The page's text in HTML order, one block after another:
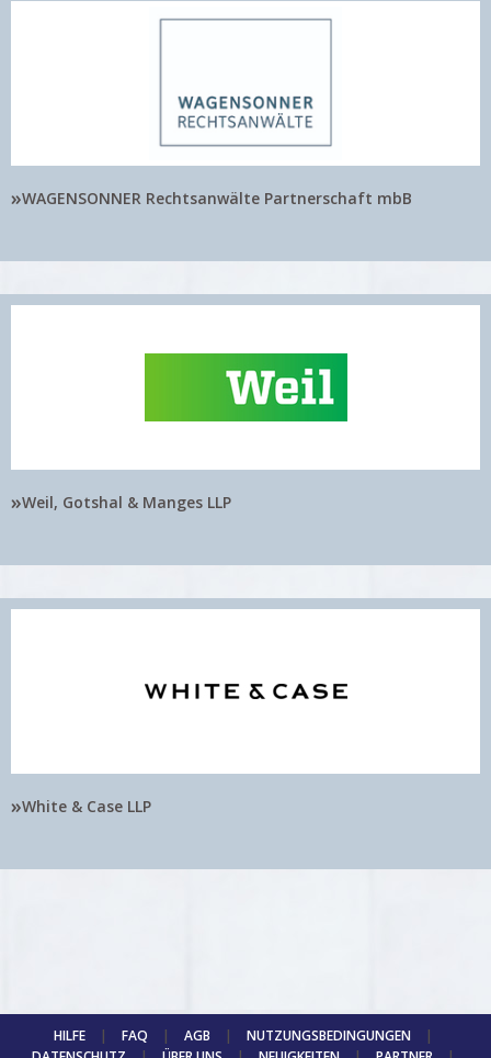
»WAGENSONNER Rechtsanwälte Partnerschaft mbB
»Weil, Gotshal & Manges LLP
»White & Case LLP
HILFE | FAQ | AGB | NUTZUNGSBEDINGUNGEN
|